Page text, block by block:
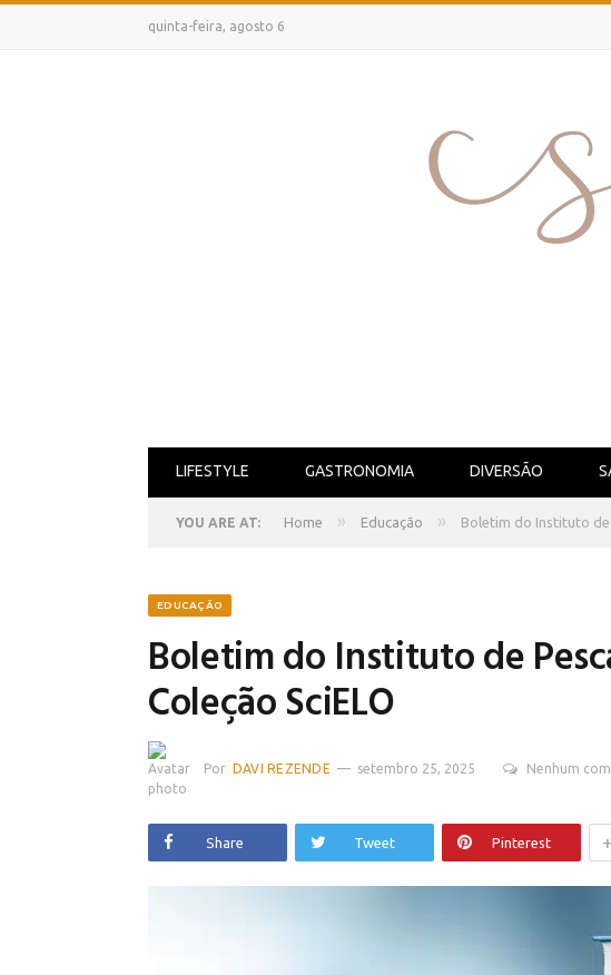
quinta-feira, agosto 6
LIFESTYLE GASTRONOMIA DIVERSÃO
YOU ARE AT: Home » Educação » Boletim do Instituto de
EDUCAÇÃO
Boletim do Instituto de
Coleção SciELO
Por DAVI REZENDE setembro 25, 2025 Nenhum
Share Tweet Pinterest +